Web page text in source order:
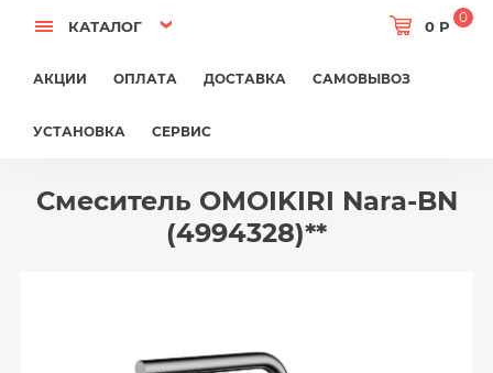
КАТАЛОГ 0 Р
0
АКЦИИ ОПЛАТА ДОСТАВКА САМОВЫВОЗ
УСТАНОВКА СЕРВИС
Смеситель OMOIKIRI Nara-BN
(4994328)**